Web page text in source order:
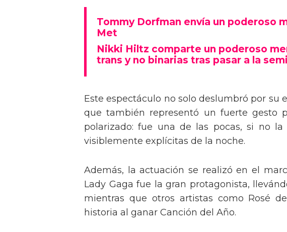
Tommy Dorfman envía un poderoso
Met
Nikki Hiltz comparte un poderoso
trans y no binarias tras pasar a la
Este espectáculo no solo deslumbró por su
que también representó un fuerte gesto
polarizado: fue una de las pocas, si no la
visiblemente explícitas de la noche.
Además, la actuación se realizó en el
Lady Gaga fue la gran protagonista,
mientras que otros artistas como Rosé
historia al ganar Canción del Año.